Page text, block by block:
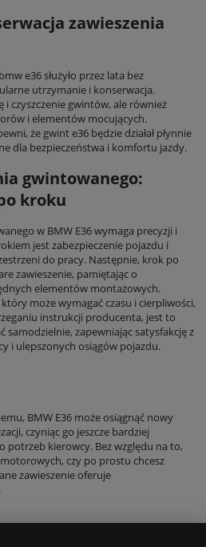
zawieszenia
e36 służyło przez lata bez
utrzymanie i konserwacja.
czyszczenie gwintów, ale również
i elementów mocujących.
że gwint e36 będzie działał płynnie
dla bezpieczeństwa i komfortu jazdy.
gwintowanego:
kroku
w BMW E36 wymaga precyzji i
jest zabezpieczenie pojazdu i
do pracy. Następnie, krok po
zawieszenie, pamiętając o
elementów montażowych.
może wymagać czasu i cierpliwości,
instrukcji producenta, jest to
samodzielnie, zapewniając satysfakcję z
i ulepszonych osiągów pojazdu.
BMW E36 może osiągnąć nowy
czyniąc go jeszcze bardziej
kierowcy. Bez względu na to,
czy po prostu chcesz
zawieszenie oferuje